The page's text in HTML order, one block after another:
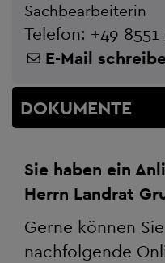
Sachbearbeiterin
Telefon: +49
E-Mail
DOKUMENTE
Sie haben ein
Herrn Landrat
Gerne können
nachfolgende